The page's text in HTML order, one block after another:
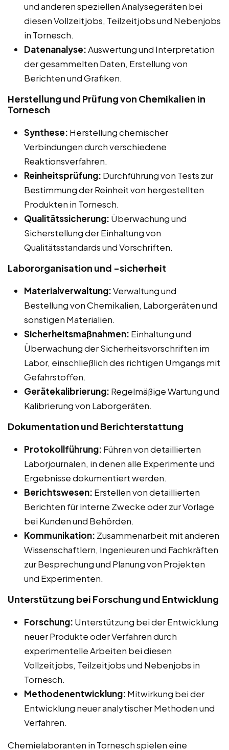
und anderen speziellen Analysegeräten bei
diesen Vollzeitjobs, Teilzeitjobs und Nebenjobs
in Tornesch.
Datenanalyse:Auswertung und Interpretation
der gesammelten Daten, Erstellung von
Berichten und Grafiken.
Herstellung und Prüfung von Chemikalien in
Tornesch
Synthese: Herstellung chemischer
Verbindungen durch verschiedene
Reaktionsverfahren.
Reinheitsprüfung: Durchführung von Tests zur
Bestimmung der Reinheit von hergestellten
Produkten in Tornesch.
Qualitätssicherung: Überwachung und
Sicherstellung der Einhaltung von
Qualitätsstandards und Vorschriften.
Labororganisation und -sicherheit
Materialverwaltung:Verwaltung und
Bestellung von Chemikalien, Laborgeräten und
sonstigen Materialien.
Sicherheitsmaßnahmen: Einhaltung und
Überwachung der Sicherheitsvorschriften im
Labor, einschließlich des richtigen Umgangs mit
Gefahrstoffen.
Gerätekalibrierung: Regelmäßige Wartung und
Kalibrierung von Laborgeräten.
Dokumentation und Berichterstattung
Protokollführung: Führen von detaillierten
Laborjournalen, in denen alle Experimente und
Ergebnisse dokumentiert werden.
Berichtswesen: Erstellen von detaillierten
Berichten für interne Zwecke oder zur Vorlage
bei Kunden und Behörden.
Kommunikation: Zusammenarbeit mit anderen
Wissenschaftlern, Ingenieuren und Fachkräften
zur Besprechung und Planung von Projekten
und Experimenten.
Unterstützung bei Forschung und Entwicklung
Forschung: Unterstützung bei der Entwicklung
neuer Produkte oder Verfahren durch
experimentelle Arbeiten bei diesen
Vollzeitjobs, Teilzeitjobs und Nebenjobs in
Tornesch.
Methodenentwicklung: Mitwirkung bei der
Entwicklung neuer analytischer Methoden und
Verfahren.
Chemielaboranten in Tornesch spielen eine